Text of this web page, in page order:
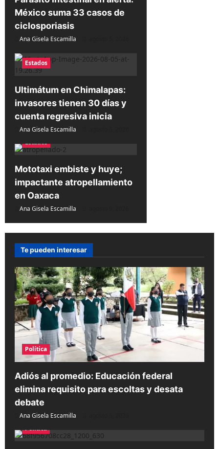
México suma 33 casos de
ciclosporiasis
Ana Gisela Escamilla
Estados
Ultimátum en Chimalapas:
invasores tienen 30 días y
cuenta regresiva inicia
Ana Gisela Escamilla
Estados
Mototaxi embiste y huye;
impactante atropellamiento
en Oaxaca
Ana Gisela Escamilla
Te pueden interesar
Política
Adiós al promedio: Educación federal
elimina requisito para escoltas y desata
debate
Ana Gisela Escamilla
Política